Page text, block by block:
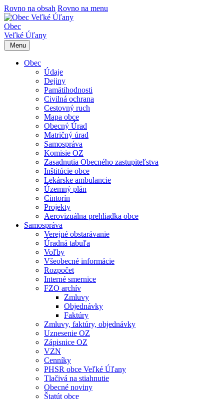
Rovno na obsah Rovno na menu
Obec
Veľké Úľany
Menu
Obec
Údaje
Dejiny
Pamätihodnosti
Civilná ochrana
Cestovný ruch
Mapa obce
Obecný Úrad
Matričný úrad
Samospráva
Komisie OZ
Zasadnutia Obecného zastupiteľstva
Inštitúcie obce
Lekárske ambulancie
Územný plán
Cintorín
Projekty
Aerovizuálna prehliadka obce
Samospráva
Verejné obstarávanie
Úradná tabuľa
Voľby
Všeobecné informácie
Rozpočet
Interné smernice
FZO archív
Zmluvy
Objednávky
Faktúry
Zmluvy, faktúry, objednávky
Uznesenie OZ
Zápisnice OZ
VZN
Cenníky
PHSR obce Veľké Úľany
Tlačivá na stiahnutie
Obecné noviny
Štatút obce